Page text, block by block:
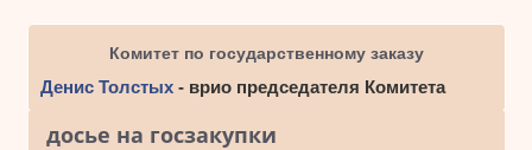
Комитет по государственному заказу
Денис Толстых- врио председателя Комитета
досье на госзакупки